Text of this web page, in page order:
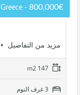
800,000€
- Luxury Villas Greece|Villas For Sale Greece
مزيد من التفاصيل